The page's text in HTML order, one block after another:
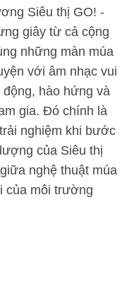
Siêu thị GO! -
giây từ cả cộng
những màn múa
với âm nhạc vui
hào hứng và
gia. Đó chính là
nghiệm khi bước
của Siêu thị
nghệ thuật múa
của môi trường